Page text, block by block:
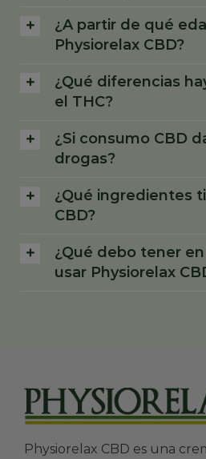
¿A partir de qué
Physiorelax CBD?
¿Qué diferencias
el THC?
¿Si consumo CBD
drogas?
¿Qué ingredientes
CBD?
¿Qué debo tener
usar Physiorelax
Physiorelax CBD es una